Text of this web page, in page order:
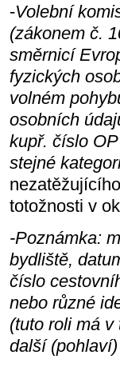
-Volební
(zákonem č.
směrnicí
fyzických
volném
osobních
kupř. číslo
stejné
totožnosti v
-Poznámka:
bydliště,
číslo
nebo různé
(tuto roli má
další (pohlaví)